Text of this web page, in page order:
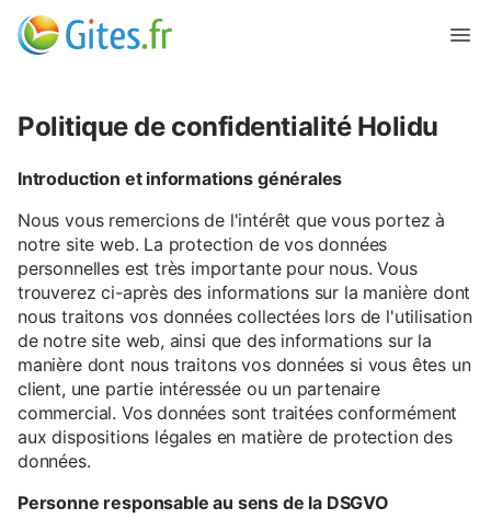
Politique de confidentialité Holidu
Introduction et informations générales
Nous vous remercions de l'intérêt que vous portez à
notre site web. La protection de vos données
personnelles est très importante pour nous. Vous
trouverez ci-après des informations sur la manière dont
nous traitons vos données collectées lors de l'utilisation
de notre site web, ainsi que des informations sur la
manière dont nous traitons vos données si vous êtes un
client, une partie intéressée ou un partenaire
commercial. Vos données sont traitées conformément
aux dispositions légales en matière de protection des
données.
Personne responsable au sens de la DSGVO